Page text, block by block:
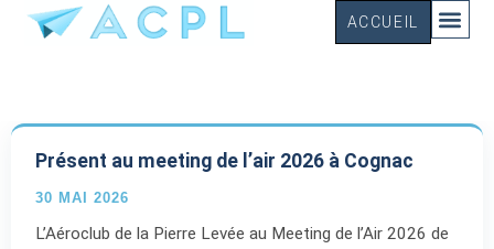
ACCUEIL
Présent au meeting de l’air 2026 à Cognac
30 MAI 2026
L’Aéroclub de la Pierre Levée au Meeting de l’Air 2026 de